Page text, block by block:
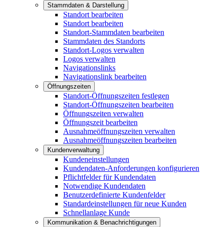
Stammdaten & Darstellung
Standort bearbeiten
Standort bearbeiten
Standort-Stammdaten bearbeiten
Stammdaten des Standorts
Standort-Logos verwalten
Logos verwalten
Navigationslinks
Navigationslink bearbeiten
Öffnungszeiten
Standort-Öffnungszeiten festlegen
Standort-Öffnungszeiten bearbeiten
Öffnungszeiten verwalten
Öffnungszeit bearbeiten
Ausnahmeöffnungszeiten verwalten
Ausnahmeöffnungszeiten bearbeiten
Kundenverwaltung
Kundeneinstellungen
Kundendaten-Anforderungen konfigurieren
Pflichtfelder für Kundendaten
Notwendige Kundendaten
Benutzerdefinierte Kundenfelder
Standardeinstellungen für neue Kunden
Schnellanlage Kunde
Kommunikation & Benachrichtigungen